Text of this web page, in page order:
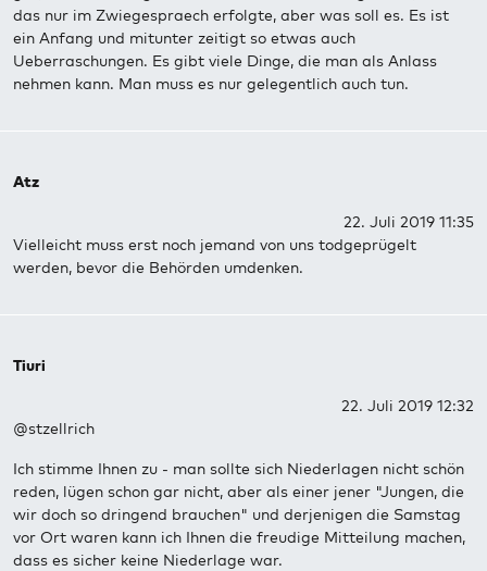
das nur im Zwiegespraech erfolgte, aber was soll es. Es ist
ein Anfang und mitunter zeitigt so etwas auch
Ueberraschungen. Es gibt viele Dinge, die man als Anlass
nehmen kann. Man muss es nur gelegentlich auch tun.
Atz
22. Juli 2019 11:35
Vielleicht muss erst noch jemand von uns todgeprügelt
werden, bevor die Behörden umdenken.
Tiuri
22. Juli 2019 12:32
@stzellrich
Ich stimme Ihnen zu - man sollte sich Niederlagen nicht schön
reden, lügen schon gar nicht, aber als einer jener "Jungen, die
wir doch so dringend brauchen" und derjenigen die Samstag
vor Ort waren kann ich Ihnen die freudige Mitteilung machen,
dass es sicher keine Niederlage war.